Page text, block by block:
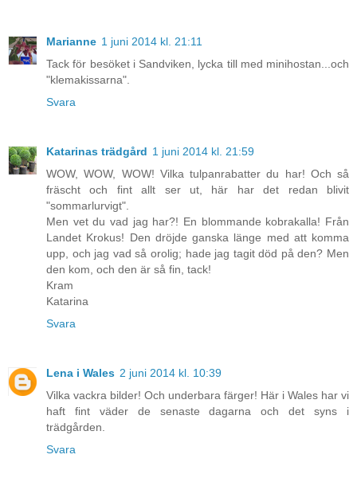
Marianne 1 juni 2014 kl. 21:11
Tack för besöket i Sandviken, lycka till med minihostan...och
"klemakissarna".
Svara
Katarinas trädgård 1 juni 2014 kl. 21:59
WOW, WOW, WOW! Vilka tulpanrabatter du har! Och så
fräscht och fint allt ser ut, här har det redan blivit
"sommarlurvigt".
Men vet du vad jag har?! En blommande kobrakalla! Från
Landet Krokus! Den dröjde ganska länge med att komma
upp, och jag vad så orolig; hade jag tagit död på den? Men
den kom, och den är så fin, tack!
Kram
Katarina
Svara
Lena i Wales 2 juni 2014 kl. 10:39
Vilka vackra bilder! Och underbara färger! Här i Wales har vi
haft fint väder de senaste dagarna och det syns i
trädgården.
Svara